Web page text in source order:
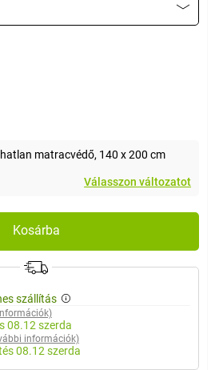
matracvédő, 140 x 200 cm
Válasszon változatot
Kosárba
szállítás
08.12 szerda
információk)
08.12 szerda